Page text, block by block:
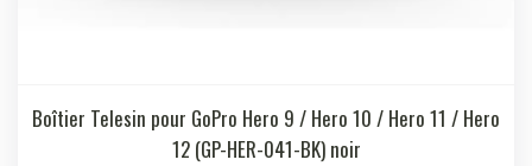
Boîtier Telesin pour GoPro Hero 9 / Hero 10 / Hero 11 / Hero
12 (GP-HER-041-BK) noir